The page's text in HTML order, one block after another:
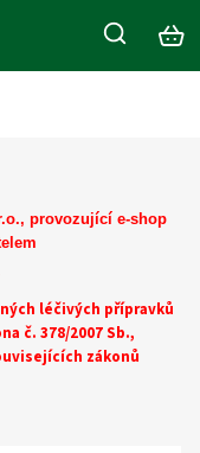
provozující e-shop
léčivých přípravků
č. 378/2007 Sb.,
zákonů